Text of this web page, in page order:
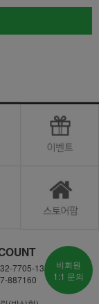
7705-13
887160
비회원
1:1 문의